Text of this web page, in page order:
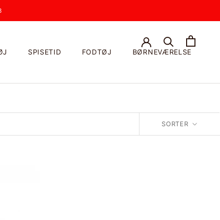
SPISETID FODTØJ BØRNEVÆRELSE
SORTER